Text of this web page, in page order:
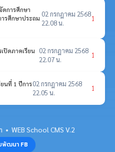
ดการศึกษา
รศึกษาประถม
02 กรกฎาคม 2568
22.08 น.
1
ปิดภาคเรียน 02 กรกฎาคม 2568
22.07 น.
1
นที่ 1 ปีการ02 กรกฎาคม 2568
22.05 น.
1
WEB School CMS V.2
ฒนา FB